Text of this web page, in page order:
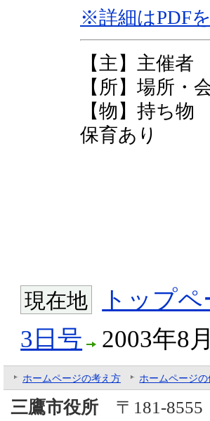
※詳細はPDF
【主】主催
【所】場所
【物】持ち
保育あり
現在地 トップ
3日号
2003年8
ホームページの考え方 ホームページ
三鷹市役所〒181-8555